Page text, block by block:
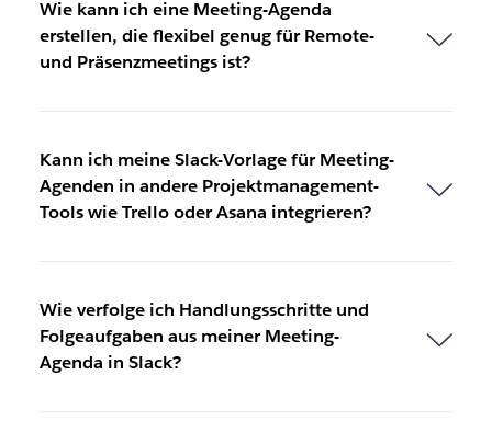
Wie kann ich eine Meeting-Agenda
erstellen, die flexibel genug für Remote-
und Präsenzmeetings ist?
Kann ich meine Slack-Vorlage für Meeting-
Agenden in andere Projektmanagement-
Tools wie Trello oder Asana integrieren?
Wie verfolge ich Handlungsschritte und
Folgeaufgaben aus meiner Meeting-
Agenda in Slack?